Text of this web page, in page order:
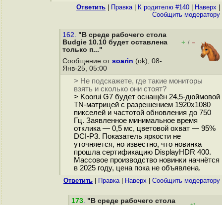
Ответить Правка| К родителю #140 Наверх
Cообщить модератору
162. "В среде рабочего стола
Budgie 10.10 будет оставлена
только п..."
+ / –
Сообщение от soarin (ok), 08-
Янв-25, 05:00
> Не подскажете, где такие мониторы
взять и сколько они стоят?
> Koorui G7 будет оснащён 24,5-дюймовой
TN-матрицей с разрешением 1920x1080
пикселей и частотой обновления до 750
Гц. Заявленное минимальное время
отклика — 0,5 мс, цветовой охват — 95%
DCI-P3. Показатель яркости не
уточняется, но известно, что новинка
прошла сертификацию DisplayHDR 400.
Массовое производство новинки начнётся
в 2025 году, цена пока не объявлена.
Ответить Правка| Наверх Cообщить модератору
173. "В среде рабочего стола